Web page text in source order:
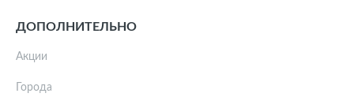
ДОПОЛНИТЕЛЬНО
Акции
Города